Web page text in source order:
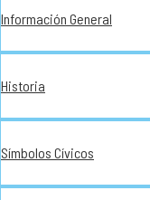
Información General
Historia
Símbolos Cívicos